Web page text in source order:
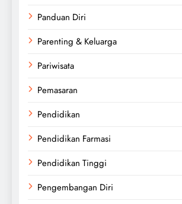
Panduan Diri
Parenting & Keluarga
Pariwisata
Pemasaran
Pendidikan
Pendidikan Farmasi
Pendidikan Tinggi
Pengembangan Diri